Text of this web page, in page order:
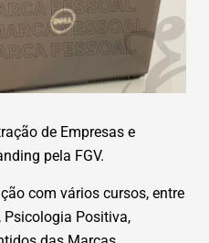
de Empresas e
pela FGV.
com vários cursos, entre
Psicologia Positiva,